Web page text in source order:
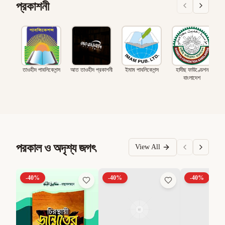
প্রকাশনী
তাওহীদ পাবলিকেশন্স আত তাওহীদ প্রকাশনী ইমাম পাবলিকেশন্স
হাদীছ ফাউণ্ডেশন
বাংলাদেশ
পরকাল ও অদৃশ্য জগৎ View All
-40% -40% -40%